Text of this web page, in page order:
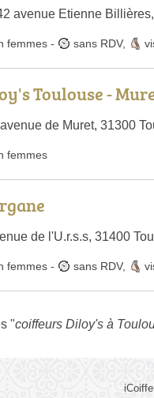
avenue Etienne
femmes - sans RDV,
Toulouse -
de Muret, 31300
femmes
de l'U.r.s.s, 31400
femmes - sans RDV,
"coiffeurs Diloy's à